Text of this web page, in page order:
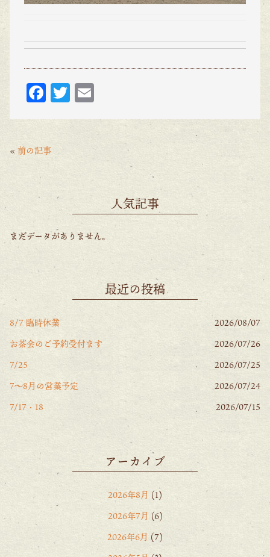
F
ac
o
T
w
itt
m
ai
« 前の記事
人気記事
まだデータがありません。
最近の投稿
8/7 臨時休業
2026/08/07
お茶会のご予約受付ます
2026/07/26
7/25
2026/07/25
7〜8月の営業予定
2026/07/24
7/17・18
2026/07/15
アーカイブ
2026年8月 (1)
2026年7月 (6)
2026年6月 (7)